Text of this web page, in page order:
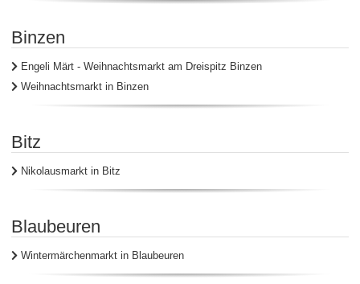
Binzen
Engeli Märt - Weihnachtsmarkt am Dreispitz Binzen
Weihnachtsmarkt in Binzen
Bitz
Nikolausmarkt in Bitz
Blaubeuren
Wintermärchenmarkt in Blaubeuren